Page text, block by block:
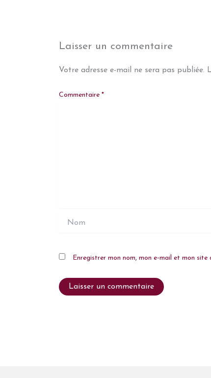
Laisser un commentaire
Votre adresse e-mail ne sera pas publiée.
Commentaire *
Enregistrer mon nom, mon e-mail et mon